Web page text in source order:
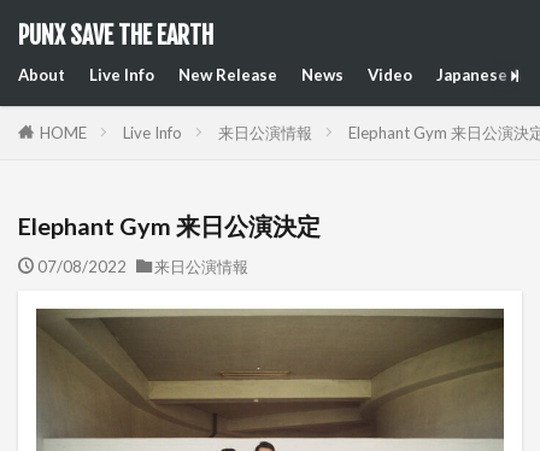
PUNX SAVE THE EARTH
About Live Info New Release News Video Japanese
HOME Live Info 来日公演情報 Elephant Gym 来日公演決
Elephant Gym 来日公演決定
07/08/2022 来日公演情報